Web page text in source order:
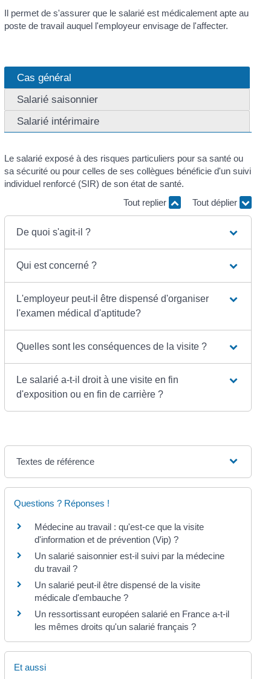
Il permet de s'assurer que le salarié est médicalement apte au
poste de travail auquel l'employeur envisage de l'affecter.
Cas général
Salarié saisonnier
Salarié intérimaire
Le salarié exposé à des risques particuliers pour sa santé ou
sa sécurité ou pour celles de ses collègues bénéficie d'un suivi
individuel renforcé (SIR) de son état de santé.
Tout replier
Tout déplier
De quoi s'agit-il ?
Qui est concerné ?
L'employeur peut-il être dispensé d'organiser
l'examen médical d'aptitude?
Quelles sont les conséquences de la visite ?
Le salarié a-t-il droit à une visite en fin
d'exposition ou en fin de carrière ?
Textes de référence
Questions ? Réponses !
Médecine au travail : qu'est-ce que la visite
d'information et de prévention (Vip) ?
Un salarié saisonnier est-il suivi par la médecine
du travail ?
Un salarié peut-il être dispensé de la visite
médicale d'embauche ?
Un ressortissant européen salarié en France a-t-il
les mêmes droits qu'un salarié français ?
Et aussi